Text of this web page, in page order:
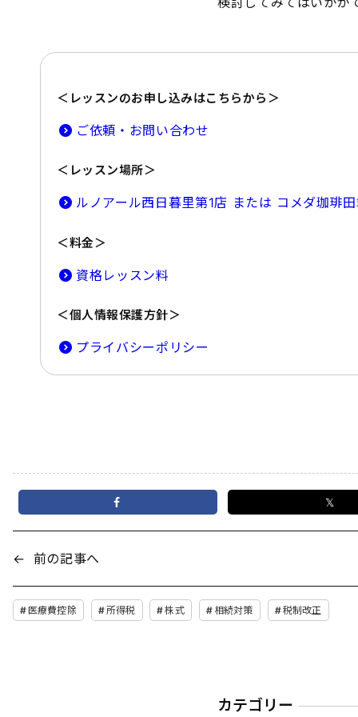
＜レッスンのお申し込みはこちらから＞
ご依頼・お問い合わせ
＜レッスン場所＞
ルノアール西日暮里第1店 または コメダ珈琲
＜料金＞
資格レッスン料
＜個人情報保護方針＞
プライバシーポリシー
𝕏
← 前の記事へ
医療費控除 所得税 株式 相続対策 税制改正
カテゴリー